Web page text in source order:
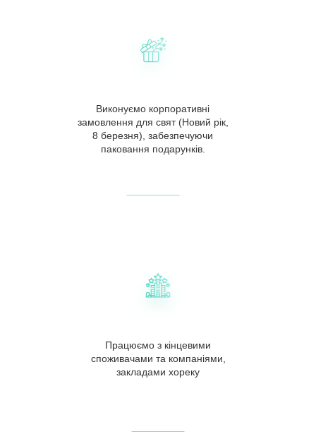
Виконуємо корпоративні
замовлення для свят (Новий рік,
8 березня), забезпечуючи
паковання подарунків.
Працюємо з кінцевими
споживачами та компаніями,
закладами хореку